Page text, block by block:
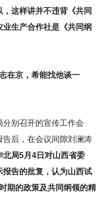
，这样讲并不违背《共同
生产合作社是《共同纲
在京，希能找他谈一
别召开的宣传工作会
后，在会议间隙刘澜涛
北局5月4日对山西省委
报告的批复，认为山西试
期的政策及共同纲领的精